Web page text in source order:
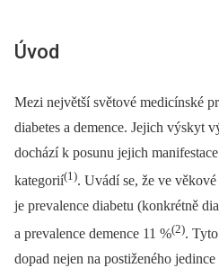
Úvod
Mezi největší světové medicínské
diabetes a demence. Jejich výskyt
dochází k posunu jejich
kategorií(1). Uvádí se, že ve
je prevalence diabetu (konkrétně
a prevalence demence 11 %(2).
dopad nejen na postiženého